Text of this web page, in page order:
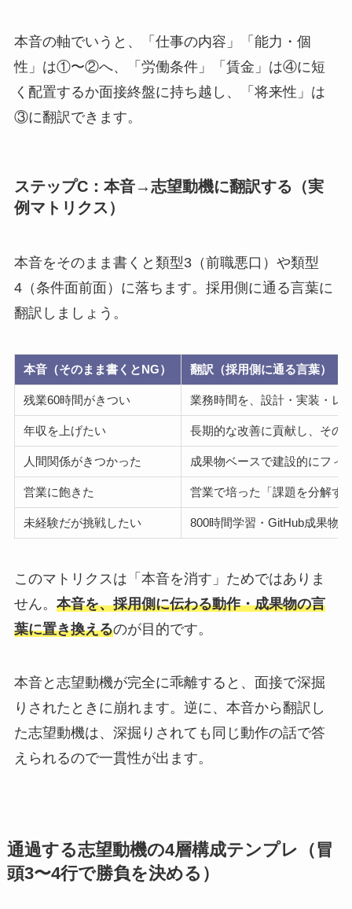
本音の軸でいうと、「仕事の内容」「能力・個
性」は①〜②へ、「労働条件」「賃金」は④に短
く配置するか面接終盤に持ち越し、「将来性」は
③に翻訳できます。
ステップC：本音→志望動機に翻訳する（実
例マトリクス）
本音をそのまま書くと類型3（前職悪口）や類型
4（条件面前面）に落ちます。採用側に通る言葉に
翻訳しましょう。
本音（そのまま書くとNG） 翻訳（採用側に通る言葉）
残業60時間がきつい 業務時間を、設計・実装・レ
年収を上げたい 長期的な改善に貢献し、その
人間関係がきつかった 成果物ベースで建設的にフィ
営業に飽きた 営業で培った「課題を分解す
未経験だが挑戦したい 800時間学習・GitHub成果物
このマトリクスは「本音を消す」ためではありま
せん。 本音を、採用側に伝わる動作・成果物の言
葉に置き換えるのが目的です。
本音と志望動機が完全に乖離すると、面接で深掘
りされたときに崩れます。逆に、本音から翻訳し
た志望動機は、深掘りされても同じ動作の話で答
えられるので一貫性が出ます。
通過する志望動機の4層構成テンプレ（冒
頭3〜4行で勝負を決める）